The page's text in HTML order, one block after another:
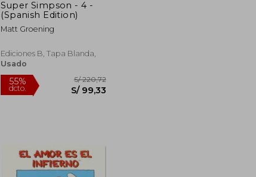
Super Simpson - 4 -
(Spanish Edition)
Matt Groening
Ediciones B, Tapa Blanda,
Usado